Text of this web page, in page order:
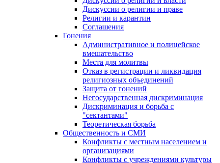
Дискуссии о религии и праве
Религии и карантин
Соглашения
Гонения
Административное и полицейское
вмешательство
Места для молитвы
Отказ в регистрации и ликвидация
религиозных объединений
Защита от гонений
Негосударственная дискриминация
Дискриминация и борьба с
"сектантами"
Теоретическая борьба
Общественность и СМИ
Конфликты с местным населением и
организациями
Конфликты с учреждениями культуры